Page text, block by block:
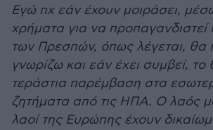
Εγώ πχ εάν έχουν μοιράσει,
χρήματα για να
των Πρεσπών, όπως λέγεται, θα
γνωρίζω και εάν έχει συμβεί,
τεράστια παρέμβαση στα
ζητήματα από τις ΗΠΑ. Ο λαός
λαοί της Ευρώπης έχουν